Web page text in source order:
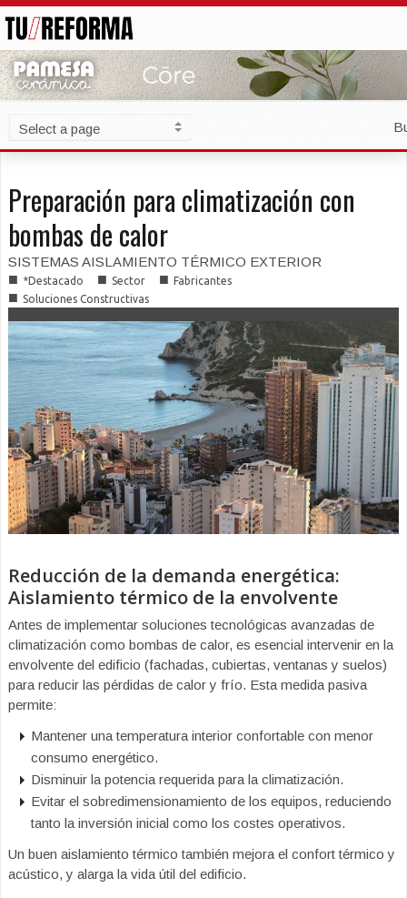
Preparación para climatización con
bombas de calor
SISTEMAS AISLAMIENTO TÉRMICO EXTERIOR
■ *Destacado ■ Sector ■ Fabricantes
■ Soluciones Constructivas
Reducción de la demanda energética:
Aislamiento térmico de la envolvente
Antes de implementar soluciones tecnológicas avanzadas de
climatización como bombas de calor, es esencial intervenir en la
envolvente del edificio (fachadas, cubiertas, ventanas y suelos)
para reducir las pérdidas de calor y frío. Esta medida pasiva
permite:
Mantener una temperatura interior confortable con menor
consumo energético.
Disminuir la potencia requerida para la climatización.
Evitar el sobredimensionamiento de los equipos, reduciendo
tanto la inversión inicial como los costes operativos.
Un buen aislamiento térmico también mejora el confort térmico y
acústico, y alarga la vida útil del edificio.